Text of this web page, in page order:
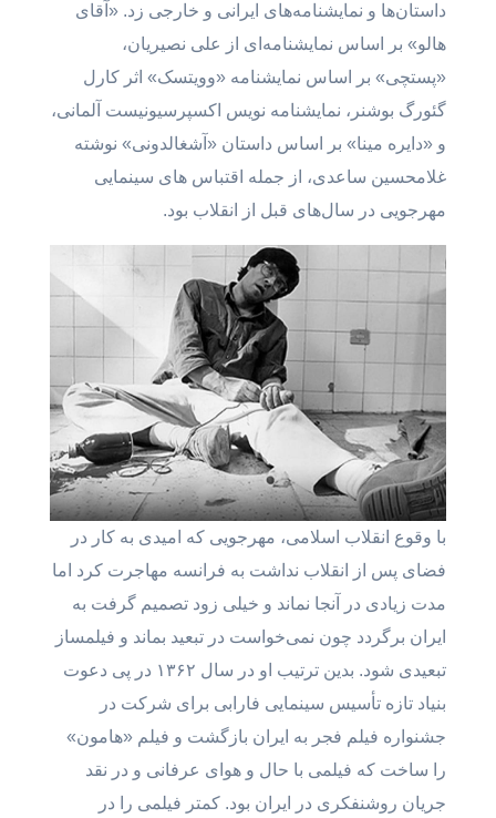
داستان‌ها و نمایشنامه‌های ایرانی و خارجی زد. «آقای
هالو» بر اساس نمایشنامه‌ای از علی نصیریان،
«پستچی» بر اساس نمایشنامه «وویتسک» اثر کارل
گئورگ بوشنر، نمایشنامه نویس اکسپرسیونیست آلمانی،
و «دایره مینا» بر اساس داستان «آشغالدونی» نوشته
غلامحسین ساعدی، از جمله اقتباس های سینمایی
مهرجویی در سال‌های قبل از انقلاب بود.
با وقوع انقلاب اسلامی، مهرجویی که امیدی به کار در
فضای پس از انقلاب نداشت به فرانسه مهاجرت کرد اما
مدت زیادی در آنجا نماند و خیلی زود تصمیم گرفت به
ایران برگردد چون نمی‌خواست در تبعید بماند و فیلمساز
تبعیدی شود. بدین ترتیب او در سال ۱۳۶۲ در پی دعوت
بنیاد تازه تأسیس سینمایی فارابی برای شرکت در
جشنواره فیلم فجر به ایران بازگشت و فیلم «هامون»
را ساخت که فیلمی با حال و هوای عرفانی و در نقد
جریان روشنفکری در ایران بود. کمتر فیلمی را در